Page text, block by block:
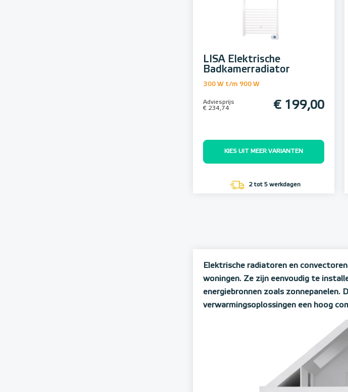
LISA Elektrische
Badkamerradiator
300 W t/m 900 W
Adviesprijs
€ 234,74
€ 199,00
KIES UIT MEER VARIANTEN
2 tot 5 werkdagen
Elektrische radiatoren en
woningen. Ze zijn eenvoudig te
energiebronnen zoals zonnepanelen.
verwarmingsoplossingen een hoog